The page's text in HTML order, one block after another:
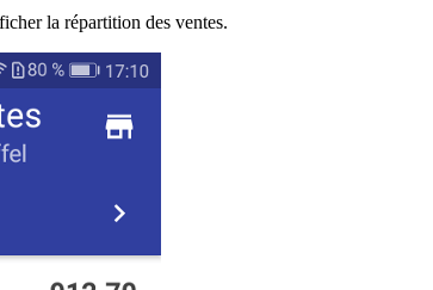
la répartition des ventes.